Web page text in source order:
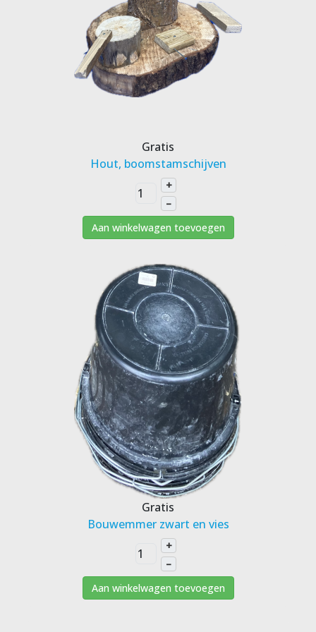
Gratis
Hout, boomstamschijven
+
–
Aan winkelwagen toevoegen
Gratis
Bouwemmer zwart en vies
+
–
Aan winkelwagen toevoegen